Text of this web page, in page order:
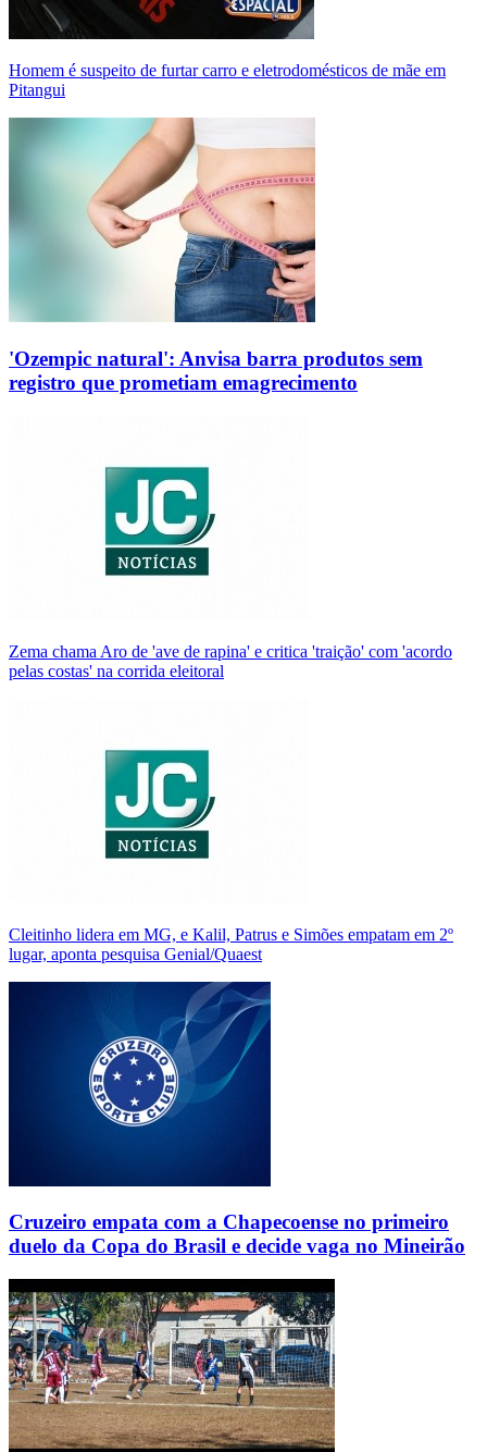
Homem é suspeito de furtar carro e eletrodomésticos de mãe em
Pitangui
'Ozempic natural': Anvisa barra produtos sem
registro que prometiam emagrecimento
Zema chama Aro de 'ave de rapina' e critica 'traição' com 'acordo
pelas costas' na corrida eleitoral
Cleitinho lidera em MG, e Kalil, Patrus e Simões empatam em 2º
lugar, aponta pesquisa Genial/Quaest
Cruzeiro empata com a Chapecoense no primeiro
duelo da Copa do Brasil e decide vaga no Mineirão